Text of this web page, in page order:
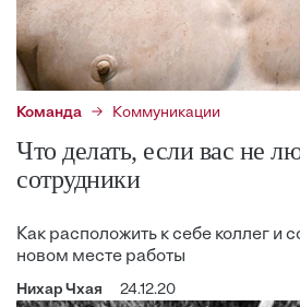
Команда Коммуникации
Что делать, если вас не
сотрудники
Как расположить к себе коллег и
новом месте работы
Нихар Чхая 24.12.20